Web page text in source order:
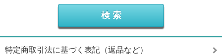
特定商取引法に基づく表記（返品など）